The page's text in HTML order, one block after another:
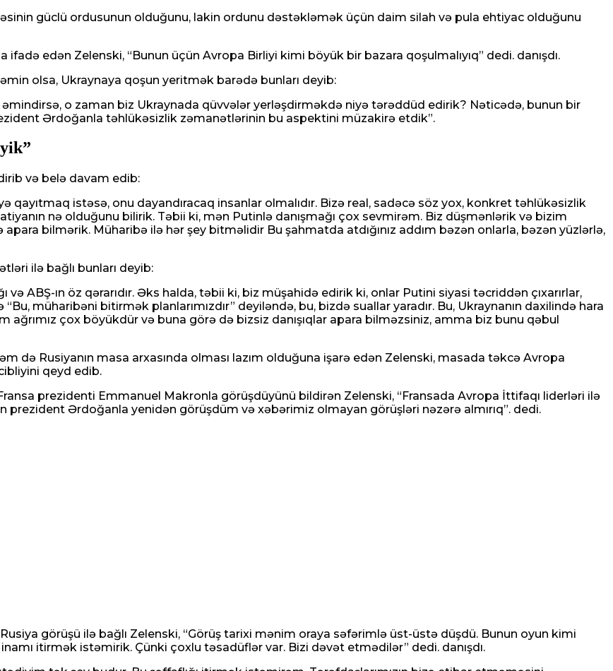
güclü ordusunun olduğunu, lakin ordunu dəstəkləmək üçün daim silah və pula ehtiyac olduğunu
edən Zelenski, “Bunun üçün Avropa Birliyi kimi böyük bir bazara qoşulmalıyıq” dedi. danışdı.
olsa, Ukraynaya qoşun yeritmək barədə bunları deyib:
o zaman biz Ukraynada qüvvələr yerləşdirməkdə niyə tərəddüd edirik? Nəticədə, bunun bir
Ərdoğanla təhlükəsizlik zəmanətlərinin bu aspektini müzakirə etdik”.
və belə davam edib:
qayıtmaq istəsə, onu dayandıracaq insanlar olmalıdır. Bizə real, sadəcə söz yox, konkret təhlükəsizlik
nə olduğunu bilirik. Təbii ki, mən Putinlə danışmağı çox sevmirəm. Biz düşmənlərik və bizim
bilmərik. Müharibə ilə hər şey bitməlidir Bu şahmatda atdığınız addım bəzən onlarla, bəzən yüzlərlə,
ilə bağlı bunları deyib:
ABŞ-ın öz qərarıdır. Əks halda, təbii ki, biz müşahidə edirik ki, onlar Putini siyasi təcriddən çıxarırlar,
“Bu, müharibəni bitirmək planlarımızdır” deyiləndə, bu, bizdə suallar yaradır. Bu, Ukraynanın daxilində hara
ağrımız çox böyükdür və buna görə də bizsiz danışıqlar apara bilməzsiniz, amma biz bunu qəbul
də Rusiyanın masa arxasında olması lazım olduğuna işarə edən Zelenski, masada təkcə Avropa
qeyd edib.
prezidenti Emmanuel Makronla görüşdüyünü bildirən Zelenski, “Fransada Avropa İttifaqı liderləri ilə
prezident Ərdoğanla yenidən görüşdüm və xəbərimiz olmayan görüşləri nəzərə almırıq”. dedi.
görüşü ilə bağlı Zelenski, “Görüş tarixi mənim oraya səfərimlə üst-üstə düşdü. Bunun oyun kimi
itirmək istəmirik. Çünki çoxlu təsadüflər var. Bizi dəvət etmədilər” dedi. danışdı.